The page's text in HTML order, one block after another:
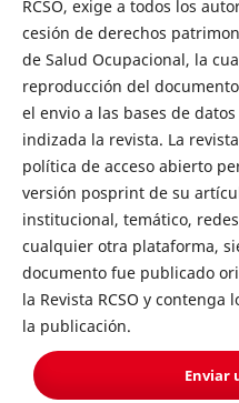
RCSO, exige a todos los
cesión de derechos
de Salud Ocupacional, la
reproducción del
el envio a las bases de
indizada la revista. La
política de acceso abierto
versión posprint de su
institucional, temático,
cualquier otra plataforma,
documento fue publicado
la Revista RCSO y
la publicación.
Enviar